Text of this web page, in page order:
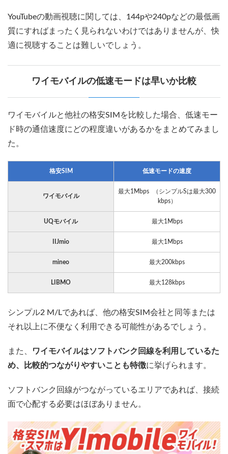
YouTubeの動画視聴に関しては、144pや240pなどの最低画
質にすればまったく見られないわけではありませんが、快
適に視聴することは難しいでしょう。
ワイモバイルの低速モードは早いか比較
ワイモバイルと他社の格安SIMを比較した場合、低速モー
ド時の通信速度にどの程度違いがあるかをまとめてみまし
た。
格安SIM 低速モードの速度
ワイモバイル
最大1Mbps （シンプルSは最大300
kbps）
UQモバイル 最大1Mbps
IIJmio 最大1Mbps
mineo 最大200kbps
LIBMO 最大128kbps
シンプル2 M/Lであれば、他の格安SIM会社と同等または
それ以上に不便なく利用できる可能性があるでしょう。
また、
ワイモバイルはソフトバンク回線を利用しているた
め、比較的つながりやすいことも特徴に挙げられます。
ソフトバンク回線がつながっているエリアであれば、接続
面で心配する必要はほぼありません。